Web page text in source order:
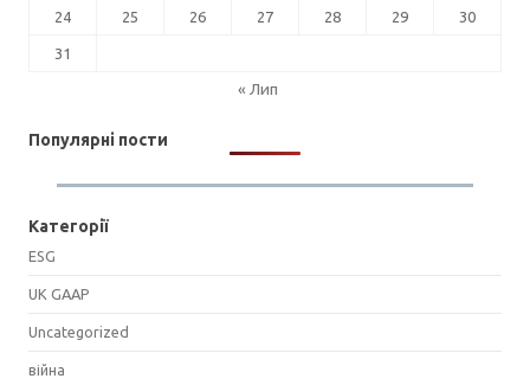
24 25 26 27 28 29 30
31
« Лип
Популярні пости
Категорії
ESG
UK GAAP
Uncategorized
війна